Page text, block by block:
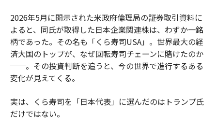
2026年5月に開示された米政府倫理局の証券取引資料に
よると、同氏が取得した日本企業関連株は、わずか一銘
柄であった。その名も「くら寿司USA」。世界最大の経
済大国のトップが、なぜ回転寿司チェーンに賭けたのか
──。その投資判断を追うと、今の世界で進行するある
変化が見えてくる。
実は、くら寿司を「日本代表」に選んだのはトランプ氏
だけではない。